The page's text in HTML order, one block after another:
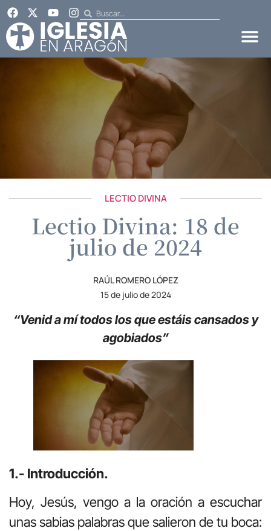
LECTIO DIVINA
Lectio Divina: 18 de
julio de 2024
RAÚL ROMERO LÓPEZ
15 de julio de 2024
“Venid a mí todos los que estáis cansados y
agobiados”
1.- Introducción.
Hoy, Jesús, vengo a la oración a escuchar
unas sabias palabras que salieron de tu boca: